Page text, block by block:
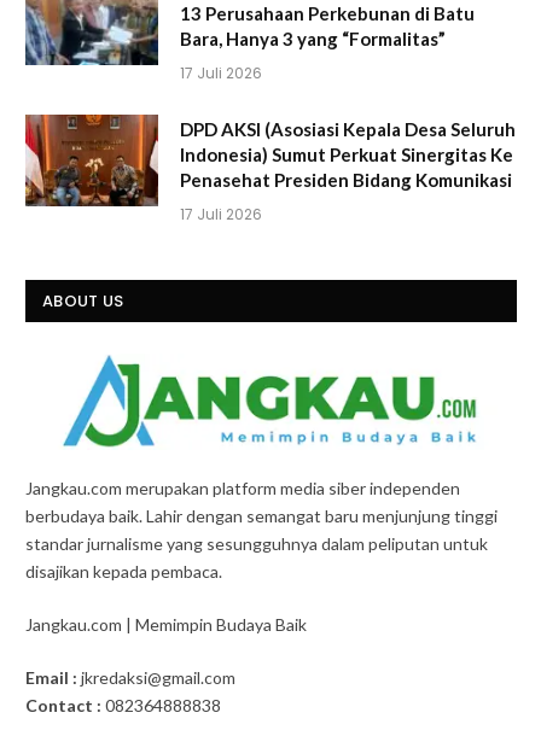
13 Perusahaan Perkebunan di Batu
Bara, Hanya 3 yang “Formalitas”
17 Juli 2026
DPD AKSI (Asosiasi Kepala Desa Seluruh
Indonesia) Sumut Perkuat Sinergitas Ke
Penasehat Presiden Bidang Komunikasi
17 Juli 2026
ABOUT US
Jangkau.com merupakan platform media siber independen
berbudaya baik. Lahir dengan semangat baru menjunjung tinggi
standar jurnalisme yang sesungguhnya dalam peliputan untuk
disajikan kepada pembaca.
Jangkau.com | Memimpin Budaya Baik
Email : jkredaksi@gmail.com
Contact : 082364888838